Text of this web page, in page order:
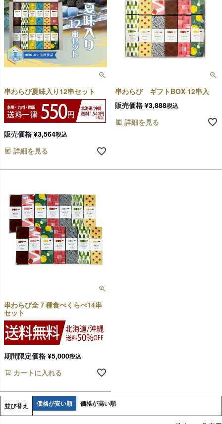
串わらび夏味入り12串セット
販売価格 ¥3,564税込
詳細を見る
串わらび ギフトBOX 12串入
販売価格 ¥3,888税込
詳細を見る
串わらび全７種食べくらべ14串
セット
期間限定価格 ¥5,000税込
カートに入れる
並び替え 価格が安い順 価格が高い順